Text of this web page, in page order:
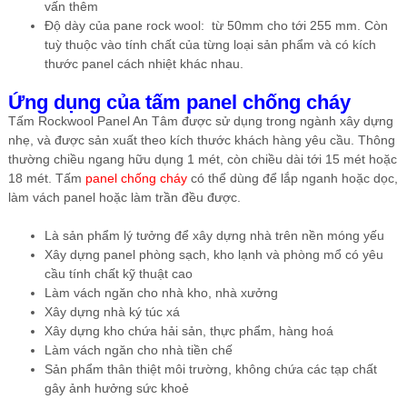
vấn thêm
Độ dày của pane rock wool: từ 50mm cho tới 255 mm. Còn
tuỳ thuộc vào tính chất của từng loại sản phẩm và có kích
thước panel cách nhiệt khác nhau.
Ứng dụng của tấm panel chống cháy
Tấm Rockwool Panel An Tâm được sử dụng trong ngành xây dựng
nhẹ, và được sản xuất theo kích thước khách hàng yêu cầu. Thông
thường chiều ngang hữu dụng 1 mét, còn chiều dài tới 15 mét hoặc
18 mét. Tấm panel chống cháycó thể dùng để lắp nganh hoặc dọc,
làm vách panel hoặc làm trần đều được.
Là sản phẩm lý tưởng để xây dựng nhà trên nền móng yếu
Xây dựng panel phòng sạch, kho lạnh và phòng mổ có yêu
cầu tính chất kỹ thuật cao
Làm vách ngăn cho nhà kho, nhà xưởng
Xây dựng nhà ký túc xá
Xây dựng kho chứa hải sản, thực phẩm, hàng hoá
Làm vách ngăn cho nhà tiền chế
Sản phẩm thân thiệt môi trường, không chứa các tạp chất
gây ảnh hưởng sức khoẻ